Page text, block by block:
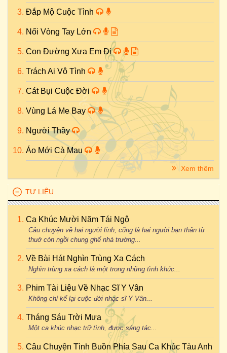
Đắp Mộ Cuộc Tình
Nối Vòng Tay Lớn
Con Đường Xưa Em Đi
Trách Ai Vô Tình
Cát Bụi Cuộc Đời
Vùng Lá Me Bay
Người Thầy
Áo Mới Cà Mau
Xem thêm
TƯ LIỆU
Ca Khúc Mười Năm Tái Ngộ
Câu chuyện về hai người lính, cũng là hai người bạn thân từ
thuở còn ngồi chung ghế nhà trường...
Về Bài Hát Nghìn Trùng Xa Cách
Nghìn trùng xa cách là một trong những tình khúc...
Phim Tài Liệu Về Nhạc Sĩ Y Vân
Không chỉ kể lại cuộc đời nhạc sĩ Y Vân...
Tháng Sáu Trời Mưa
Một ca khúc nhạc trữ tình, được sáng tác...
Câu Chuyện Tình Buồn Phía Sau Ca Khúc Tàu Anh